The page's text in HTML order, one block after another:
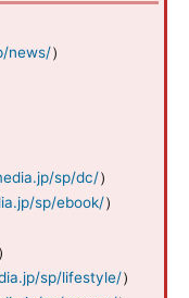
news/）
sp/dc/）
sp/ebook/）
）
sp/lifestyle/）